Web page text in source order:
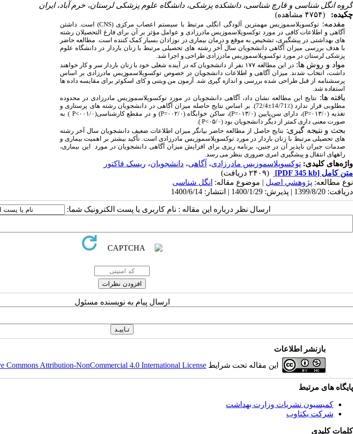
گروه انگل شناسی و قارچ شناسی، دانشکده پزشکی، دانشگاه علوم پزشکی لرستان، خرم آباد، ایران
چکیده:
(۴۷۵۴ مشاهده)
مقدمه: توکسوپلاسموزیس مهمترین آلودگی انگلی مرتبط با سیستم اعصاب مرکزی (CNS) است. داشتن
آگاهی و اطلاعات کافی در مورد توکسوپلاسموزیس مادرزادی و عوامل مؤثر بر آن برای فارغ التحصیلان رشته
های بهداشتی در پیشگیری، تشخیص به موقع و درمان بیماری در نوزادان بسیار کمک کننده است. مطالعه حاضر
با هدف بررسی میزان آگاهی دانشجویان سال آخر رشته های تحصیلی مرتبط با زنان باردار در دانشگاه علوم
پزشکی لرستان در مورد توکسوپلاسموزیس مادرزادی طراحی و اجرا شد.
مواد و روش­ ها:
در این مطالعه ۱۷۷ نفر از دانشجویان که در آینده شغلی خود با زنان باردار سر و کار خواهند
داشت، انتخاب شدند. میزان آگاهی و اطلاعات دانشجویان در خصوص توکسوپلاسموزیس مادرزادی بر اساس
پرسشنامه از قبل طراحی شده بررسی و اندازه گیری شد. آزمون من ویتنی و کای اسکوئر برای مقایسه داده ها
استفاده شد.
یافته ­ها: نتایج این مطالعه نشان داد، آگاهی دانشجویان در مورد توکسوپلاسموزیس مادرزادی در محدوده
مطلوبی قرار ندارد (٪14/71±72/4). بر اساس نتایج حاصله میزان آگاهی در دانشجویان رشته های پرستاری و
تغذیه (۰۱۳/۰
P=)، دارای سن‌پایین (۰۱۳/۰ P=)، ساکن خوابگاه (۰۰۲/۰ P=) و در مقطع کارشناسی(۰۰۱/۰> P ) به
صورت معنی داری کمتر از دیگر دانشجویان بود (۰۵/۰>
P
).
بحث و نتیجه ­گیری: نتایج حاصل از مطالعه حاضر بیانگر میزان اطلاعات ضعیف دانشجویان سال آخر رشته
های تحصیلی مرتبط با زنان باردار در مورد توکسوپلاسموزیس مادرزادی است. تأکید بیشتر بر اهمیت بیماری و
صدمات جبران ناپذیر آن در جنین، برنامه ریزی برای افزایش میزان آگاهی دانشجویان در مورد این بیماری،
راههای انتقال و پیشگیری امری ضروری بنظر می رسد.
واژه‌های کلیدی: توکسوپلاسموزیس مادرزادی، آگاهی، دانشجویان، ریسک فاکتور
متن کامل [PDF 345 kb]
(۲۴۰۹ دریافت)
نوع مطالعه: پژوهشي اصیل | موضوع مقاله: انگل شناسی
دریافت: 1399/8/20 | پذیرش: 1400/1/29 | انتشار: 1400/6/14
ارسال نظر درباره این مقاله : نام کاربری یا پست الکترونیک شما:
ارسال پیام به نویسنده مسئول
بازنشر اطلاعات
این مقاله تحت شرایط Commons Attribution-NonCommercial 4.0 International License
پایگاه های مرتبط
کمیسیون نشریات وزارت بهداشت
شرکت یکتاوب
کلمات کلیدی